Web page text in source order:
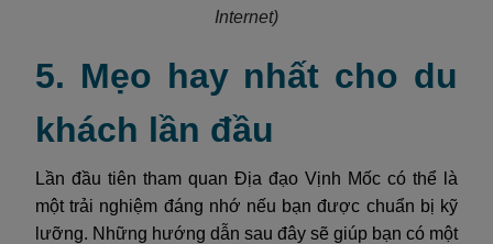
Internet)
5. Mẹo hay nhất cho du
khách lần đầu
Lần đầu tiên tham quan Địa đạo Vịnh Mốc có thể là
một trải nghiệm đáng nhớ nếu bạn được chuẩn bị kỹ
lưỡng. Những hướng dẫn sau đây sẽ giúp bạn có một